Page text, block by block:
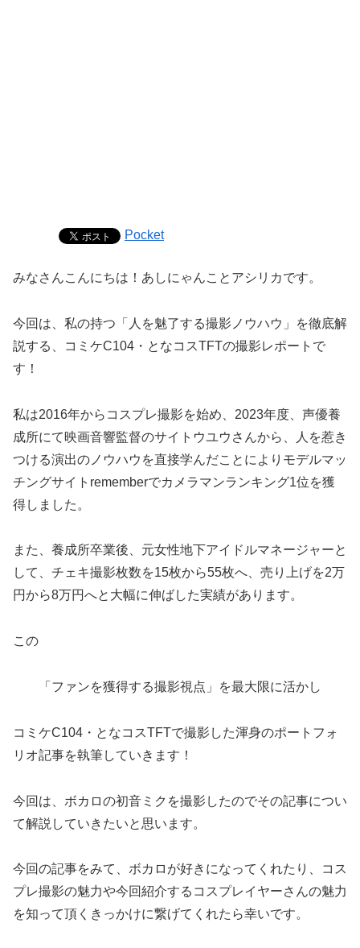
Pocket
みなさんこんにちは！あしにゃんことアシリカです。
今回は、私の持つ「人を魅了する撮影ノウハウ」を徹底解
説する、コミケC104・となコスTFTの撮影レポートで
す！
私は2016年からコスプレ撮影を始め、2023年度、声優養
成所にて映画音響監督のサイトウユウさんから、人を惹き
つける演出のノウハウを直接学んだことによりモデルマッ
チングサイトrememberでカメラマンランキング1位を獲
得しました。
また、養成所卒業後、元女性地下アイドルマネージャーと
して、チェキ撮影枚数を15枚から55枚へ、売り上げを2万
円から8万円へと大幅に伸ばした実績があります。
この
「ファンを獲得する撮影視点」を最大限に活かし
コミケC104・となコスTFTで撮影した渾身のポートフォ
リオ記事を執筆していきます！
今回は、ボカロの初音ミクを撮影したのでその記事につい
て解説していきたいと思います。
今回の記事をみて、ボカロが好きになってくれたり、コス
プレ撮影の魅力や今回紹介するコスプレイヤーさんの魅力
を知って頂くきっかけに繋げてくれたら幸いです。